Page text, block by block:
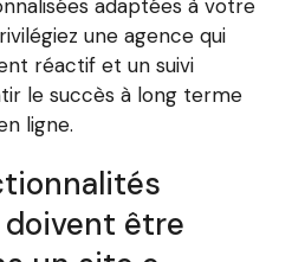
adaptées à votre
une agence qui
réactif et un suivi
le succès à long terme
ligne.
être